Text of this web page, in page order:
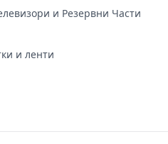
и Резервни Части
и ленти